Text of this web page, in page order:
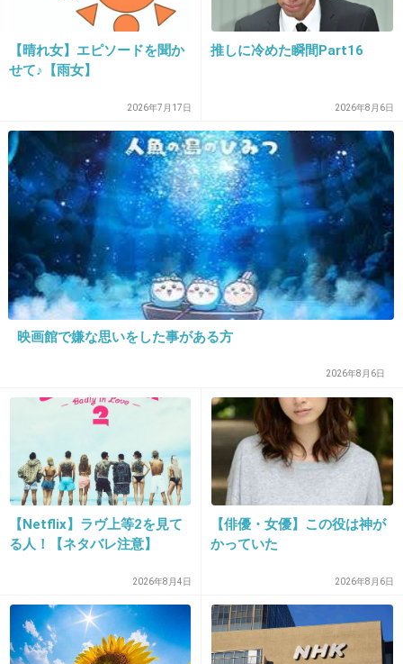
それならいいけど…吉本なら…。
25. 匿名 2019/01/05(土) 14:47:25
奥さんがそれでも良くて別れないならいいのか
もしれないけど酷いな…と外野は思ってしまう
+194 -2
26. 匿名2019/01/05(土) 14:47:28
韓国でも土下座は日本と一緒じゃないの
+10 -13
27. 匿名2019/01/05(土) 14:47:30
酒女ギャンブル
【晴れ女】エピソードを聞か
せて♪【雨女】
2026年7月17日
推しに冷めた瞬間Part16
2026年8月6日
映画館で嫌な思いをした事がある方
2026年8月6日
【Netflix】ラヴ上等2を見て
る人！【ネタバレ注意】
2026年8月4日
【俳優・女優】この役は神が
かっていた
2026年8月6日